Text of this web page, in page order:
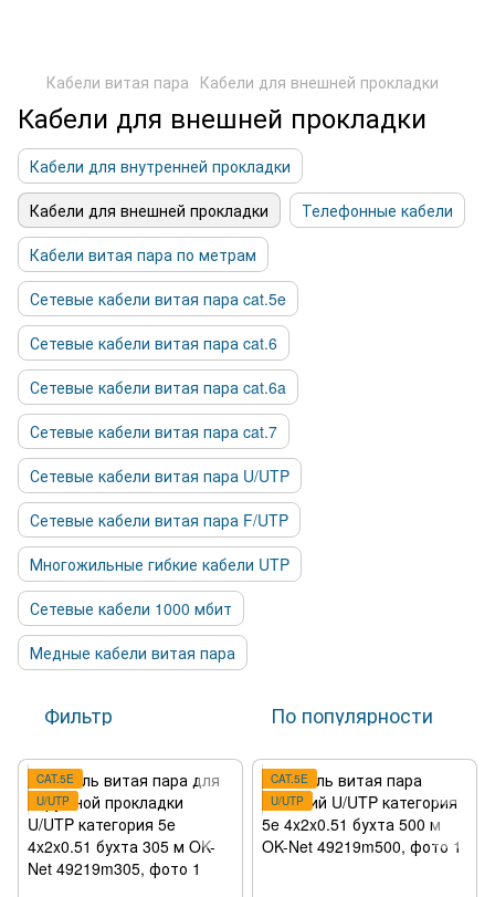
Кабели витая пара Кабели для внешней прокладки
Кабели для внешней прокладки
Кабели для внутренней прокладки
Кабели для внешней прокладки
Телефонные кабели
Кабели витая пара по метрам
Сетевые кабели витая пара cat.5e
Сетевые кабели витая пара cat.6
Сетевые кабели витая пара cat.6a
Сетевые кабели витая пара cat.7
Сетевые кабели витая пара U/UTP
Сетевые кабели витая пара F/UTP
Многожильные гибкие кабели UTP
Сетевые кабели 1000 мбит
Медные кабели витая пара
Фильтр По популярности
CAT.5E
U/UTP
CAT.5E
U/UTP